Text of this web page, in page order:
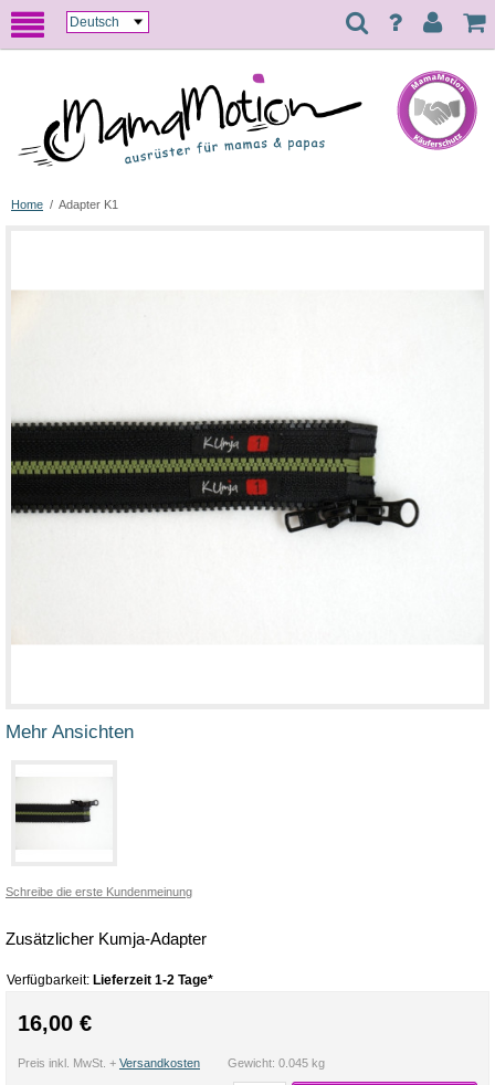
Home / Adapter K1
Mehr Ansichten
Schreibe die erste Kundenmeinung
Zusätzlicher Kumja-Adapter
Verfügbarkeit: Lieferzeit 1-2 Tage*
16,00 €
Preis inkl. MwSt. + Versandkosten Gewicht: 0.045 kg